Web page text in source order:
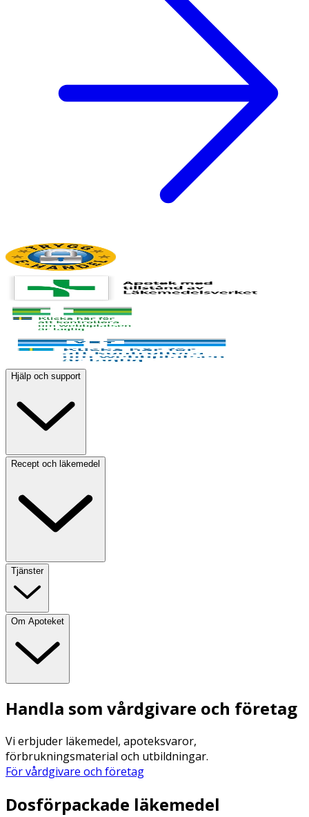
Hjälp och support
Recept och läkemedel
Tjänster
Om Apoteket
Handla som vårdgivare och företag
Vi erbjuder läkemedel, apoteksvaror,
förbrukningsmaterial och utbildningar.
För vårdgivare och företag
Dosförpackade läkemedel